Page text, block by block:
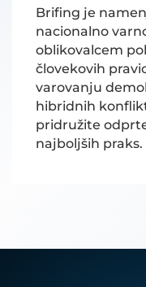
Brifing je
nacionalno
oblikovalcem
človekovih
varovanju
hibridnih
pridružite
najboljših praks.